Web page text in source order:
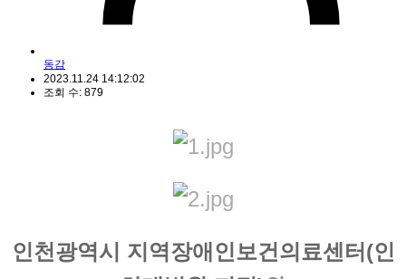
동감
2023.11.24 14:12:02
조회 수: 879
인천광역시 지역장애인보건의료센터(인